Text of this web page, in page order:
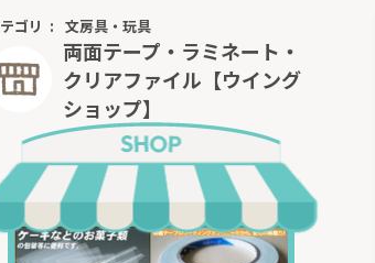
ゴリ 文房具・玩具
両面テープ・ラミネート・
クリアファイル【ウイング
ショップ】